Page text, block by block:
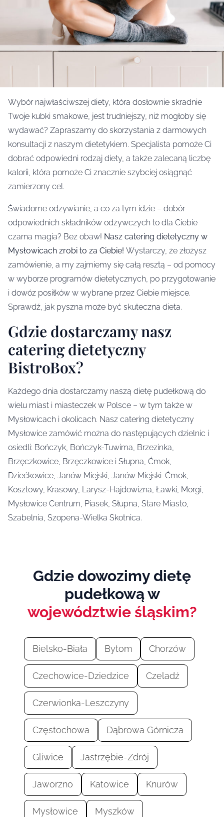
Wybór najwłaściwszej diety, która dosłownie skradnie
Twoje kubki smakowe, jest trudniejszy, niż mogłoby się
wydawać? Zapraszamy do skorzystania z darmowych
konsultacji z naszym dietetykiem. Specjalista pomoże Ci
dobrać odpowiedni rodzaj diety, a także zalecaną liczbę
kalorii, która pomoże Ci znacznie szybciej osiągnąć
zamierzony cel.
Świadome odżywianie, a co za tym idzie – dobór
odpowiednich składników odżywczych to dla Ciebie
czarna magia? Bez obaw! Nasz catering dietetyczny w
Mysłowicach zrobi to za Ciebie! Wystarczy, że złożysz
zamówienie, a my zajmiemy się całą resztą – od pomocy
w wyborze programów dietetycznych, po przygotowanie
i dowóz posiłków w wybrane przez Ciebie miejsce.
Sprawdź, jak pyszna może być skuteczna dieta.
Gdzie dostarczamy nasz
catering dietetyczny
BistroBox?
Każdego dnia dostarczamy naszą dietę pudełkową do
wielu miast i miasteczek w Polsce – w tym także w
Mysłowicach i okolicach. Nasz catering dietetyczny
Mysłowice zamówić można do następujących dzielnic i
osiedli: Bończyk, Bończyk-Tuwima, Brzezinka,
Brzęczkowice, Brzęczkowice i Słupna, Ćmok,
Dziećkowice, Janów Miejski, Janów Miejski-Ćmok,
Kosztowy, Krasowy, Larysz-Hajdowizna, Ławki, Morgi,
Mysłowice Centrum, Piasek, Słupna, Stare Miasto,
Szabelnia, Szopena-Wielka Skotnica.
Gdzie dowozimy dietę
pudełkową w
województwie śląskim?
Bielsko-Biała Bytom Chorzów
Czechowice-Dziedzice Czeladź
Czerwionka-Leszczyny
Częstochowa Dąbrowa Górnicza
Gliwice Jastrzębie-Zdrój
Jaworzno Katowice Knurów
Mysłowice Myszków